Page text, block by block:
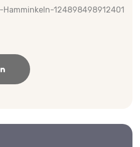
124898498912401